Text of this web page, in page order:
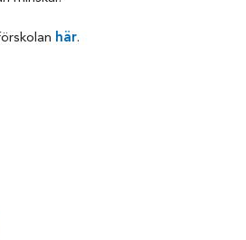
här.